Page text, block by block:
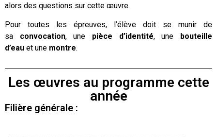
alors des questions sur cette œuvre.
Pour toutes les épreuves, l’élève doit se munir de
sa convocation, une pièce d’identité, une bouteille
d’eau et une montre.
Les œuvres au programme cette
année
Filière générale :